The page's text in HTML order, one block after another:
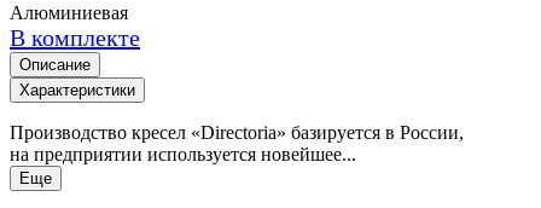
Алюминиевая
В комплекте
Описание
Характеристики
Производство кресел «Directoria» базируется в России,
на предприятии используется новейшее...
Еще